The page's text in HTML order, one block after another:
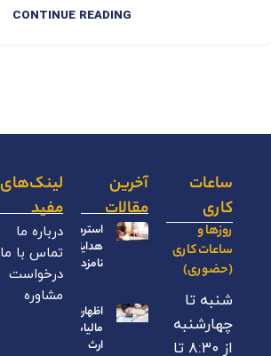
CONTINUE READING
ساعات
کاری
روزها و
ساعات کاری
(حضوری)
شنبه تا
چهارشنبه
از ۸:۳۰ تا
آخرین
مقالات
استرداد
هدایای
نامزدی
اظهارنامه
مالیات بر
ارث
لینک‌های
مفید
درباره ما
تماس با ما
درخواست
مشاوره